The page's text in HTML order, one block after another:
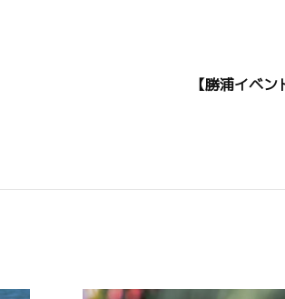
【勝浦イベ